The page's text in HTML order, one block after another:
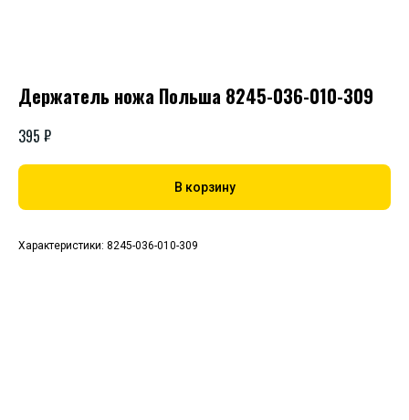
Держатель ножа Польша 8245-036-010-309
395 ₽
В корзину
Характеристики: 8245-036-010-309